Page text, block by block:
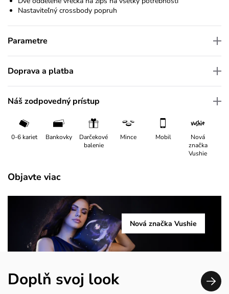
Nastaviteľný crossbody popruh
Parametre
Doprava a platba
Náš zodpovedný prístup
0-6 kariet Bankovky
Darčekové
balenie
Mince Mobil
Nová
značka
Vushie
Objavte viac
Nová značka Vushie
Doplň svoj look